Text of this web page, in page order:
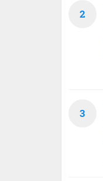
2
3